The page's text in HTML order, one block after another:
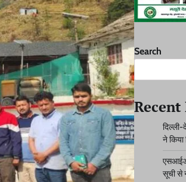
Search
Recent
दिल्ली-
ने किया
सूची से